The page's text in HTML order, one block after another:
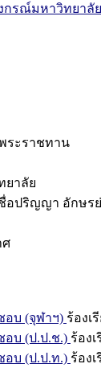
กรณ์มหาวิทยาลัย
ระราชทาน
ยาลัย
อปริญญา อักษร
ศ
อบ (จุฬาฯ) ร้องเ
อบ (ป.ป.ช.) ร้อง
อบ (ป.ป.ท.) ร้อง